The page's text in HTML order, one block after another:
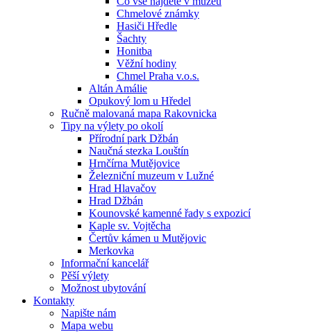
Chmelové známky
Hasiči Hředle
Šachty
Honitba
Věžní hodiny
Chmel Praha v.o.s.
Altán Amálie
Opukový lom u Hředel
Ručně malovaná mapa Rakovnicka
Tipy na výlety po okolí
Přírodní park Džbán
Naučná stezka Louštín
Hrnčírna Mutějovice
Železniční muzeum v Lužné
Hrad Hlavačov
Hrad Džbán
Kounovské kamenné řady s expozicí
Kaple sv. Vojtěcha
Čertův kámen u Mutějovic
Merkovka
Informační kancelář
Pěší výlety
Možnost ubytování
Kontakty
Napište nám
Mapa webu